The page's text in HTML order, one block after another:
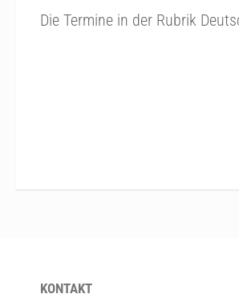
Die Termine in der Rubrik
KONTAKT